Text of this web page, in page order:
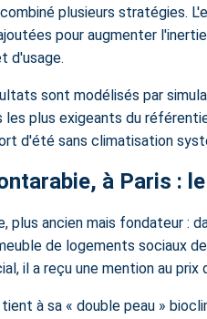
plusieurs stratégies.
pour augmenter
d'usage.
sont modélisés par
les plus exigeants du
d'été sans climatisation
à Paris :
plus ancien mais fondateur :
de logements sociaux
il a reçu une mention au
à sa « double peau »